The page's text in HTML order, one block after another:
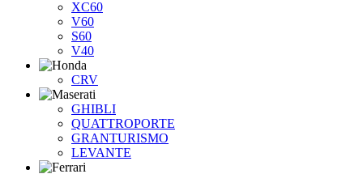
XC60
V60
S60
V40
CRV
GHIBLI
QUATTROPORTE
GRANTURISMO
LEVANTE